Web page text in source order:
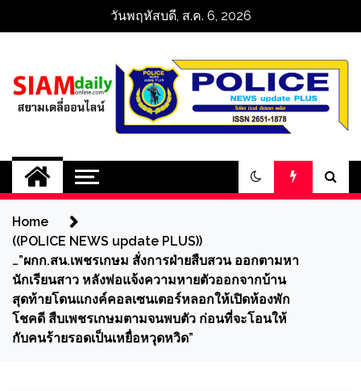
วันพฤหัสบดี, ส.ค. 6, 2026
สยามเดลี่ออนไลน์
SiamDailyOnline
Home
((POLICE NEWS update PLUS))
…”ผกก.สน.เพชรเกษม สั่งการฝ่ายสืบสวน ออกตามหา
นักเรียนสาว หลังพ่อแจ้งความหายตัวออกจากบ้าน
สุดท้ายโดนแกงค์คอลเซนเตอร์หลอกให้เปิดห้องพัก
โชคดี สืบเพชรเกษมตามจนพบตัว ก่อนที่จะโอนให้
กับคนร้ายรอดเป็นเหยื่อหวุดหวิด”